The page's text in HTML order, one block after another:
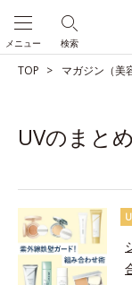
検索
メニュー
TOP マガジン（美
UVのまとめ